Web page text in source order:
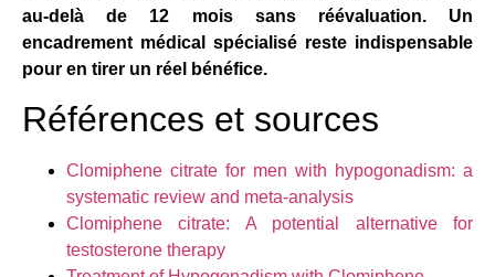
au-delà de 12 mois sans réévaluation. Un
encadrement médical spécialisé reste indispensable
pour en tirer un réel bénéfice.
Références et sources
Clomiphene citrate for men with hypogonadism: a
systematic review and meta-analysis
Clomiphene citrate: A potential alternative for
testosterone therapy